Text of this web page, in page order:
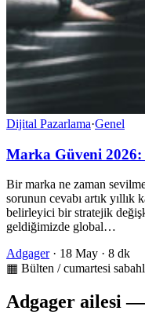
Dijital Pazarlama·Genel
Marka Güveni 2026:
Bir marka ne zaman
sorunun cevabı artık yıllık
belirleyici bir stratejik
geldiğimizde global…
Adgager · 18 May · 8 dk
▦ Bülten / cumartesi
Adgager ailesi —